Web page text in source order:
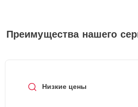
Преимущества нашего
Низкие цены